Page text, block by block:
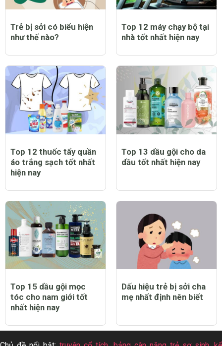
Trẻ bị sởi có biểu hiện
như thế nào?
Top 12 máy chạy bộ tại
nhà tốt nhất hiện nay
Top 12 thuốc tẩy quần
áo trắng sạch tốt nhất
hiện nay
Top 13 dầu gội cho da
dầu tốt nhất hiện nay
Top 15 dầu gội mọc
tóc cho nam giới tốt
nhất hiện nay
Dấu hiệu trẻ bị sởi cha
mẹ nhất định nên biết